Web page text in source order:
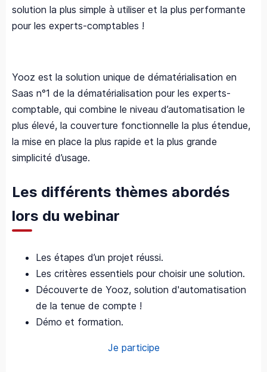
solution la plus simple à utiliser et la plus performante
pour les experts-comptables !
Yooz est la solution unique de dématérialisation en
Saas n°1 de la dématérialisation pour les experts-
comptable, qui combine le niveau d’automatisation le
plus élevé, la couverture fonctionnelle la plus étendue,
la mise en place la plus rapide et la plus grande
simplicité d’usage.
Les différents thèmes abordés
lors du webinar
Les étapes d’un projet réussi.
Les critères essentiels pour choisir une solution.
Découverte de Yooz, solution d'automatisation
de la tenue de compte !
Démo et formation.
Je participe